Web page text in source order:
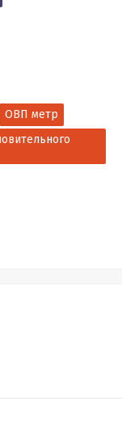
ОВП метр